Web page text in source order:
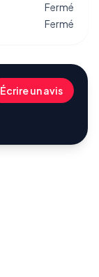
Fermé
Fermé
Écrire un avis